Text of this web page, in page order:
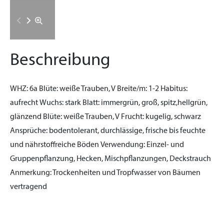
Beschreibung
WHZ:6a Blüte:weiße Trauben, V Breite/m: 1-2 Habitus:
aufrechtWuchs:stark Blatt: immergrün, groß, spitz,hellgrün,
glänzend Blüte:weiße Trauben, V Frucht: kugelig, schwarz
Ansprüche: bodentolerant, durchlässige, frische bis feuchte
und nährstoffreiche Böden Verwendung: Einzel- und
Gruppenpflanzung, Hecken, Mischpflanzungen, Deckstrauch
Anmerkung: Trockenheiten und Tropfwasser von Bäumen
vertragend